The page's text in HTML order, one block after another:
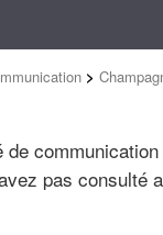
>
pas consulté